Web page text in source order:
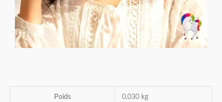
Poids 0,030 kg